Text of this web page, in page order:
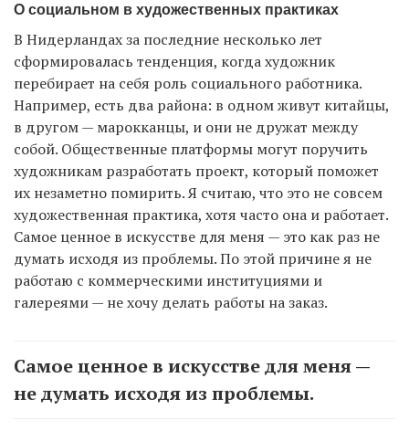
О социальном в художественных практиках
В Нидерландах за последние несколько лет
сформировалась тенденция, когда художник
перебирает на себя роль социального работника.
Например, есть два района: в одном живут китайцы,
в другом — марокканцы, и они не дружат между
собой. Общественные платформы могут поручить
художникам разработать проект, который поможет
их незаметно помирить. Я считаю, что это не совсем
художественная практика, хотя часто она и работает.
Самое ценное в искусстве для меня — это как раз не
думать исходя из проблемы. По этой причине я не
работаю с коммерческими институциями и
галереями — не хочу делать работы на заказ.
Самое ценное в искусстве для меня —
не думать исходя из проблемы.